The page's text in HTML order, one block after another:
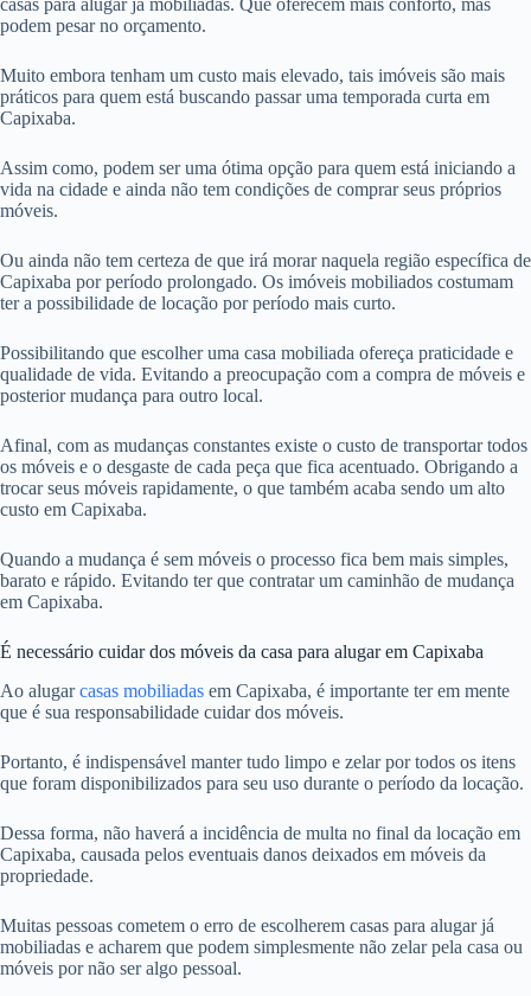
casas para alugar já mobiliadas. Que oferecem mais conforto, mas
podem pesar no orçamento.
Muito embora tenham um custo mais elevado, tais imóveis são mais
práticos para quem está buscando passar uma temporada curta em
Capixaba.
Assim como, podem ser uma ótima opção para quem está iniciando a
vida na cidade e ainda não tem condições de comprar seus próprios
móveis.
Ou ainda não tem certeza de que irá morar naquela região específica de
Capixaba por período prolongado. Os imóveis mobiliados costumam
ter a possibilidade de locação por período mais curto.
Possibilitando que escolher uma casa mobiliada ofereça praticidade e
qualidade de vida. Evitando a preocupação com a compra de móveis e
posterior mudança para outro local.
Afinal, com as mudanças constantes existe o custo de transportar todos
os móveis e o desgaste de cada peça que fica acentuado. Obrigando a
trocar seus móveis rapidamente, o que também acaba sendo um alto
custo em Capixaba.
Quando a mudança é sem móveis o processo fica bem mais simples,
barato e rápido. Evitando ter que contratar um caminhão de mudança
em Capixaba.
É necessário cuidar dos móveis da casa para alugar em Capixaba
Ao alugarcasas mobiliadas em Capixaba, é importante ter em mente
que é sua responsabilidade cuidar dos móveis.
Portanto, é indispensável manter tudo limpo e zelar por todos os itens
que foram disponibilizados para seu uso durante o período da locação.
Dessa forma, não haverá a incidência de multa no final da locação em
Capixaba, causada pelos eventuais danos deixados em móveis da
propriedade.
Muitas pessoas cometem o erro de escolherem casas para alugar já
mobiliadas e acharem que podem simplesmente não zelar pela casa ou
móveis por não ser algo pessoal.